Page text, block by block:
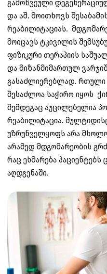
გამოწვეული
და აშ. მოითხოვს
რეაბილიტაციას.
მოიცავს ტკივილის
ფიზიკური თერაპიის
და მიზანმიმართულ
გასაძლიერებლად. რთული
შესაძლოა საჭირო იყოს
შემდეგაც აუცილებელია
რეაბილიტაცია.
უზრუნველყოფს არა
არამედ მდგომარეობის
რაც ეხმარება პაციენტებს
აღდგენაში.